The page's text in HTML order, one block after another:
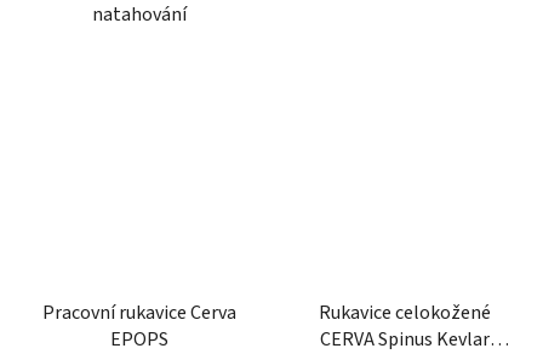
natahování
Pracovní rukavice Cerva
EPOPS
Rukavice celokožené
CERVA Spinus Kevlar